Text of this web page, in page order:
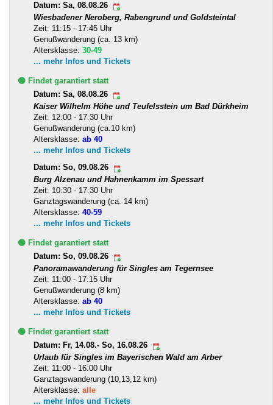
Datum: Sa, 08.08.26
Wiesbadener Neroberg, Rabengrund und Goldsteintal
Zeit: 11:15 - 17:45 Uhr
Genußwanderung (ca. 13 km)
Altersklasse: 30-49
... mehr Infos und Tickets
🟢 Findet garantiert statt
Datum: Sa, 08.08.26
Kaiser Wilhelm Höhe und Teufelsstein um Bad Dürkheim
Zeit: 12:00 - 17:30 Uhr
Genußwanderung (ca.10 km)
Altersklasse: ab 40
... mehr Infos und Tickets
Datum: So, 09.08.26
Burg Alzenau und Hahnenkamm im Spessart
Zeit: 10:30 - 17:30 Uhr
Ganztagswanderung (ca. 14 km)
Altersklasse: 40-59
... mehr Infos und Tickets
🟢 Findet garantiert statt
Datum: So, 09.08.26
Panoramawanderung für Singles am Tegernsee
Zeit: 11:00 - 17:15 Uhr
Genußwanderung (8 km)
Altersklasse: ab 40
... mehr Infos und Tickets
🟢 Findet garantiert statt
Datum: Fr, 14.08.- So, 16.08.26
Urlaub für Singles im Bayerischen Wald am Arber
Zeit: 11:00 - 16:00 Uhr
Ganztagswanderung (10,13,12 km)
Altersklasse: alle
... mehr Infos und Tickets